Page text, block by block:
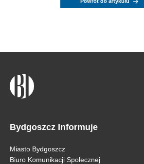
Bydgoszcz Informuje
Miasto Bydgoszcz
Biuro Komunikacji Społecznej